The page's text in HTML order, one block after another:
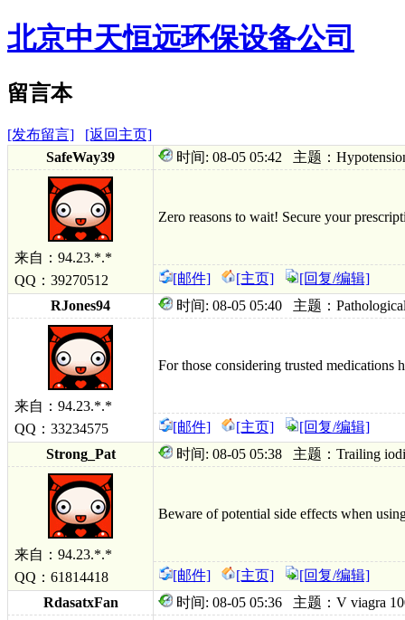
北京中天恒远环保设备公司
留言本
[发布留言]
[返回主页]
SafeWay39
时间: 08-05 05:42 主题：
来自：94.23.*.*
QQ：39270512
Zero reasons to wait! Secure your presc
[邮件] [主页]
[回复/编辑]
RJones94
时间: 08-05 05:40 主题：
来自：94.23.*.*
QQ：33234575
For those considering trusted
[邮件] [主页]
[回复/编辑]
Strong_Pat
时间: 08-05 05:38 主题：Trailing
来自：94.23.*.*
QQ：61814418
Beware of potential side effects when
[邮件] [主页]
[回复/编辑]
RdasatxFan
时间: 08-05 05:36 主题：V viagra